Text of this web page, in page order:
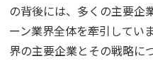
の背後には、多くの主要企
ーン業界全体を牽引してい
界の主要企業とその戦略に